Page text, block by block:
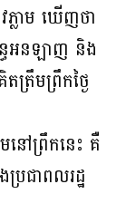
ភ្លាម ឃើញថា
ធអនឡាញ និង
រឹមព្រឹកថ្ងៃ
នៅព្រឹកនេះ គឺ
ជាពលរដ្ឋ